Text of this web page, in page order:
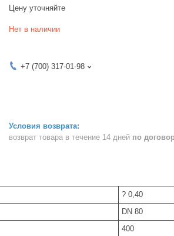
Цену уточняйте
Нет в наличии
+7 (700) 317-01-98
возврат товара в течение 14 дней по
? 0,40
DN 80
400